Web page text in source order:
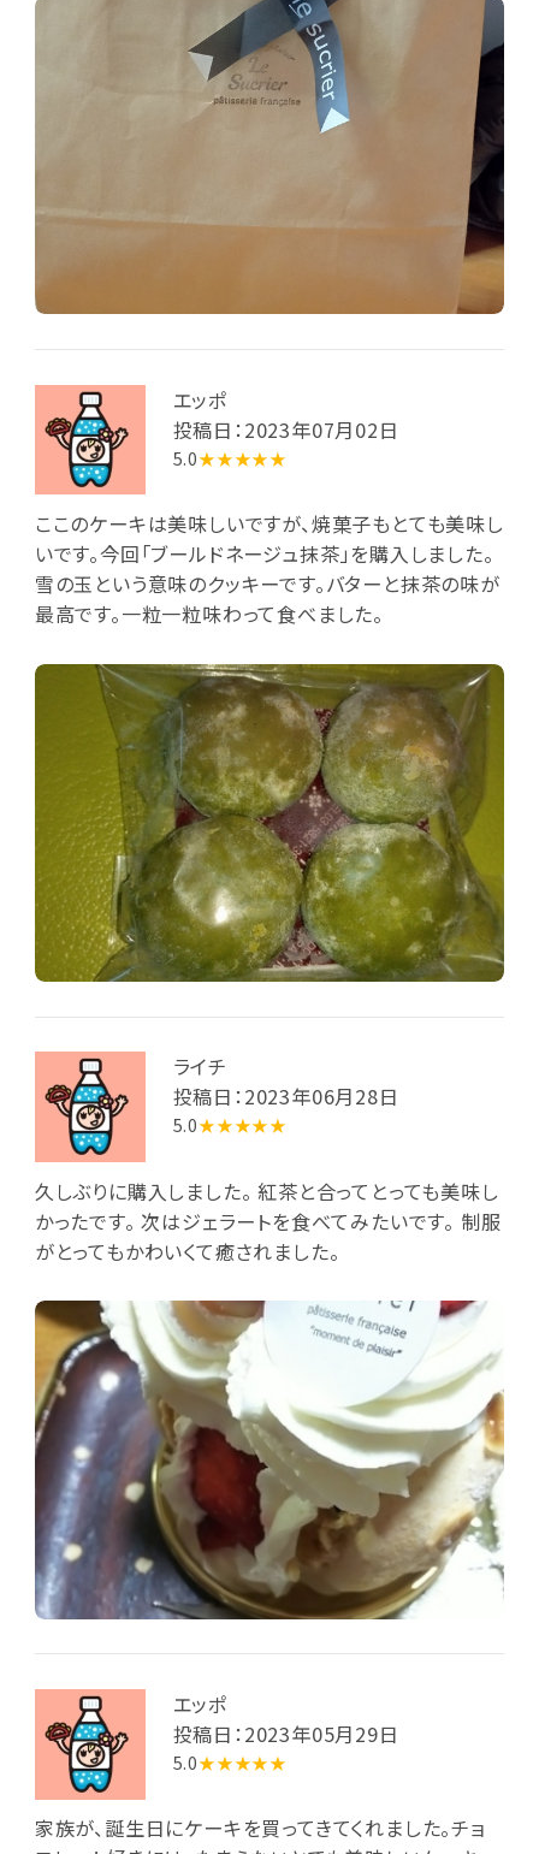
エッポ
投稿日：2023年07月02日
5.0★★★★★
ここのケーキは美味しいですが、焼菓子もとても美味し
いです。今回「ブールドネージュ抹茶」を購入しました。
雪の玉という意味のクッキーです。バターと抹茶の味が
最高です。一粒一粒味わって食べました。
ライチ
投稿日：2023年06月28日
5.0★★★★★
久しぶりに購入しました。 紅茶と合ってとっても美味し
かったです。 次はジェラートを食べてみたいです。 制服
がとってもかわいくて癒されました。
エッポ
投稿日：2023年05月29日
5.0★★★★★
家族が、誕生日にケーキを買ってきてくれました。チョ